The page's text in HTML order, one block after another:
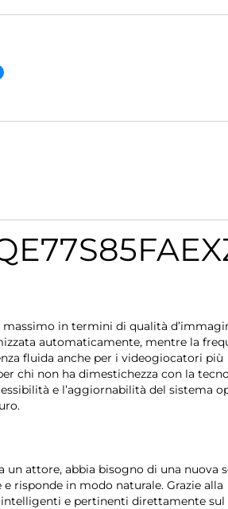
massimo in termini di qualità
automaticamente, mentre la
fluida anche per i videogiocatori più
chi non ha dimestichezza con la
e l’aggiornabilità del sistema
attore, abbia bisogno di una nuova
risponde in modo naturale. Grazie alla
e pertinenti direttamente sul